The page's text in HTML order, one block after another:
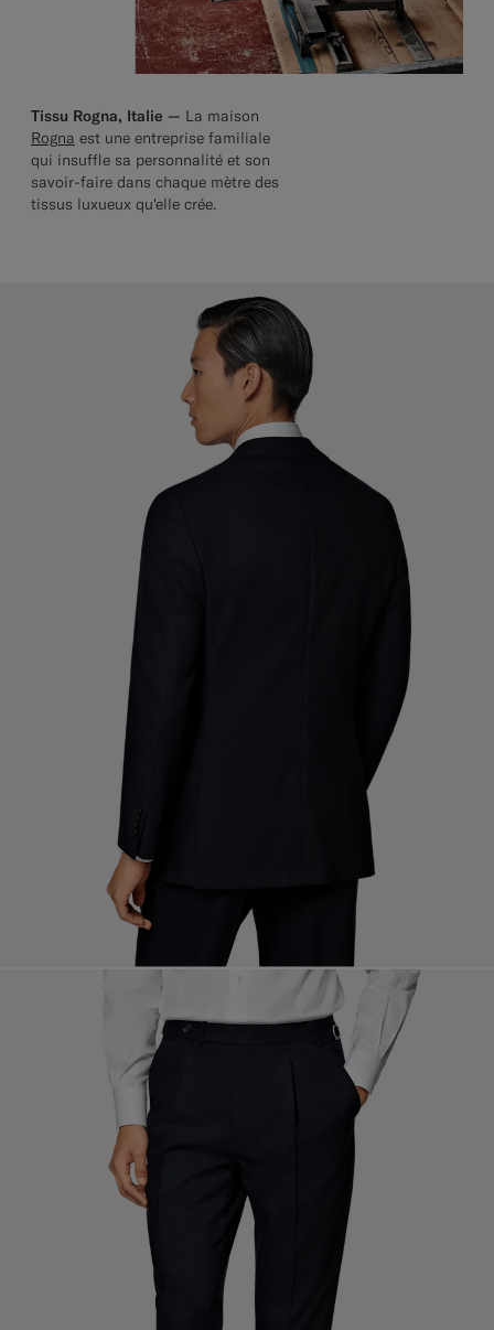
Tissu Rogna, Italie — La maison
Rogna est une entreprise familiale
qui insuffle sa personnalité et son
savoir-faire dans chaque mètre des
tissus luxueux qu'elle crée.